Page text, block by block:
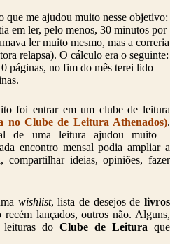
me ajudou muito nesse objetivo:
em ler, pelo menos, 30 minutos por
ler muito mesmo, mas a correria
relapsa). O cálculo era o seguinte:
páginas, no fim do mês terei lido
foi entrar em um clube de leitura
no Clube de Leitura Athenados).
de uma leitura ajudou muito –
encontro mensal podia ampliar a
ideias, opiniões, fazer
wishlist, lista de desejos de livros
recém lançados, outros não. Alguns,
leituras doClube de Leitura que